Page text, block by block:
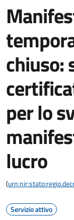
chiuso:
per lo
lucro
(
Servizio attivo